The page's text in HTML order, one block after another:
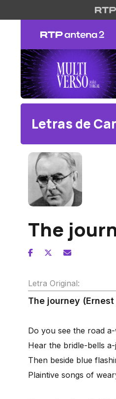
Letras de
The
Letra Original:
The journey (Ernest
Do you see the road
Hear the bridle-bells
Then beside blue
Plaintive songs of